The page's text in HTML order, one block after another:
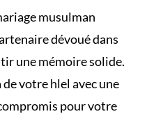
musulman
dévoué dans
une mémoire solide.
de votrehlelavec une
pour votre